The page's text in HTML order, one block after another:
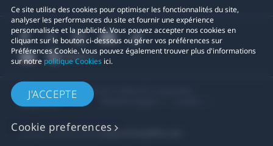
Ce site utilise des cookies pour optimiser les fonctionnalités du site,
analyser les performances du site et fournir une expérience
personnalisée et la publicité. Vous pouvez accepter nos cookies en
cliquant sur le bouton ci-dessous ou gérer vos préférences sur
Préférences Cookie. Vous pouvez également trouver plus d'informations
sur notre politique Cookies ici.
J'ACCEPTE
Cookie preferences
© 2011-2026 HTC Corporation
Contact confidentialité:Global-Privacy@htc.com